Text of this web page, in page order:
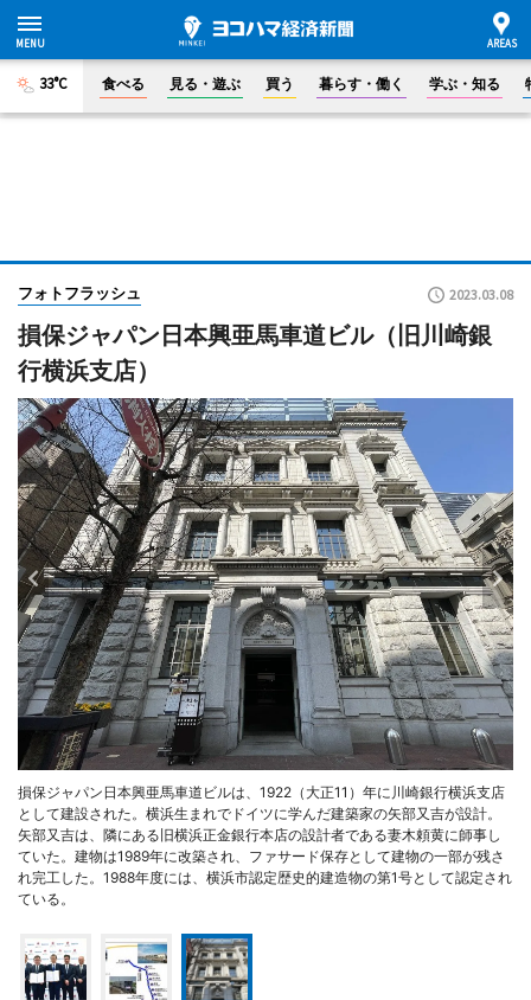
33°C 食べる 見る・遊ぶ 買う 暮らす・働く 学ぶ・知る
フォトフラッシュ 2023.03.08
損保ジャパン日本興亜馬車道ビル（旧川崎銀
行横浜支店）
損保ジャパン日本興亜馬車道ビルは、1922（大正11）年に川崎銀行横浜支店
として建設された。横浜生まれでドイツに学んだ建築家の矢部又吉が設計。
矢部又吉は、隣にある旧横浜正金銀行本店の設計者である妻木頼黄に師事し
ていた。建物は1989年に改築され、ファサード保存として建物の一部が残さ
れ完工した。1988年度には、横浜市認定歴史的建造物の第1号として認定され
ている。